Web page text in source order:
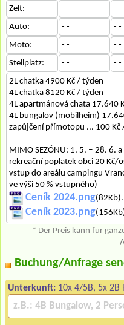
Zelt:
- - - -
Auto:
- - - -
Moto:
- - - -
Stellplatz:
- - - -
2L chatka 4900 Kč / týden
4L chatka 8120 Kč / týden
4L apartmánová chata 17.640
4L bungalov (mobilheim)
zapůjčení přímotopu ... 100 Kč
MIMO SEZÓNU: 1. 5. ‒ 28. 6.
rekreační poplatek obci 20 Kč/
vstup do areálu campingu
ve výši 50 % vstupného)
Ceník 2024.png
Ceník 2023.png
* Der Preis kann für
Buchung/Anfrage
Unterkunft: 10x 4/5B, 5x 2B